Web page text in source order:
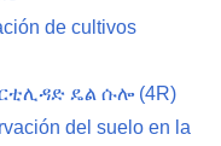
de cultivos
ዴል ሱሎ (4R)
del suelo en la